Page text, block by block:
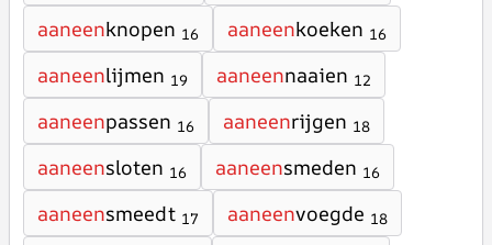
aaneenknopen 16 aaneenkoeken 16
aaneenlijmen 19 aaneennaaien 12
aaneenpassen 16 aaneenrijgen 18
aaneensloten 16 aaneensmeden 16
aaneensmeedt 17 aaneenvoegde 18